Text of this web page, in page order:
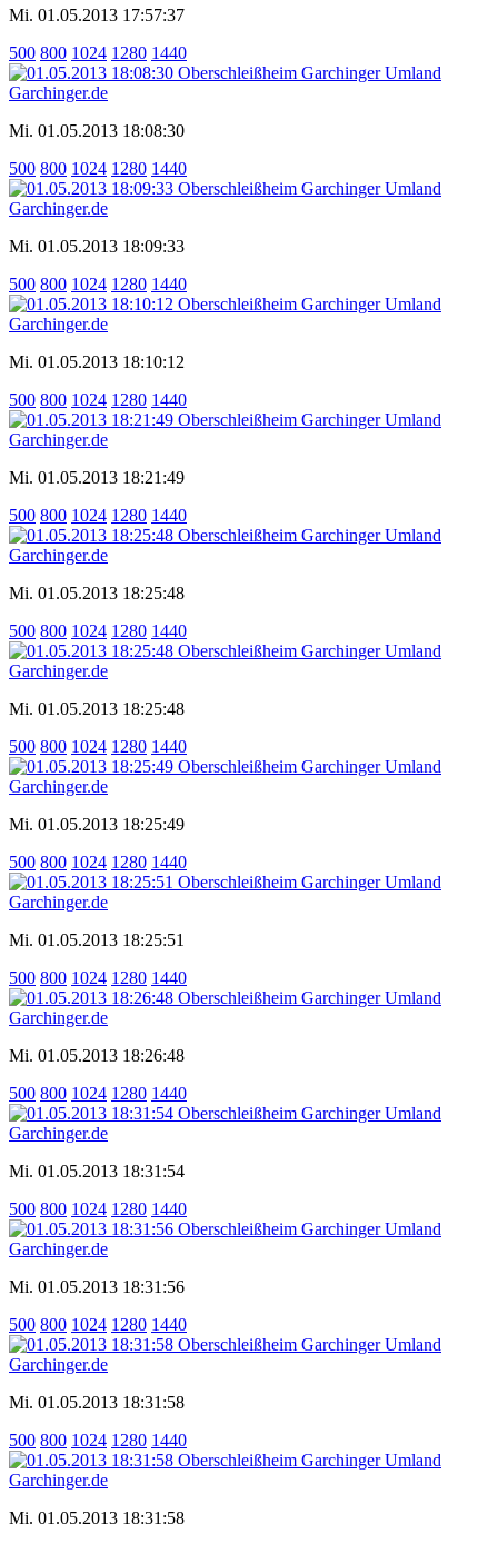
Mi. 01.05.2013 17:57:37
500 800 1024 1280 1440
Mi. 01.05.2013 18:08:30
500 800 1024 1280 1440
Mi. 01.05.2013 18:09:33
500 800 1024 1280 1440
Mi. 01.05.2013 18:10:12
500 800 1024 1280 1440
Mi. 01.05.2013 18:21:49
500 800 1024 1280 1440
Mi. 01.05.2013 18:25:48
500 800 1024 1280 1440
Mi. 01.05.2013 18:25:48
500 800 1024 1280 1440
Mi. 01.05.2013 18:25:49
500 800 1024 1280 1440
Mi. 01.05.2013 18:25:51
500 800 1024 1280 1440
Mi. 01.05.2013 18:26:48
500 800 1024 1280 1440
Mi. 01.05.2013 18:31:54
500 800 1024 1280 1440
Mi. 01.05.2013 18:31:56
500 800 1024 1280 1440
Mi. 01.05.2013 18:31:58
500 800 1024 1280 1440
Mi. 01.05.2013 18:31:58